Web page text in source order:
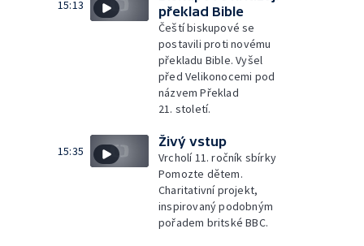
15:13
překlad Bible
Čeští biskupové se
postavili proti novému
překladu Bible. Vyšel
před Velikonocemi pod
názvem Překlad
21. století.
15:35
Živý vstup
Vrcholí 11. ročník sbírky
Pomozte dětem.
Charitativní projekt,
inspirovaný podobným
pořadem britské BBC.